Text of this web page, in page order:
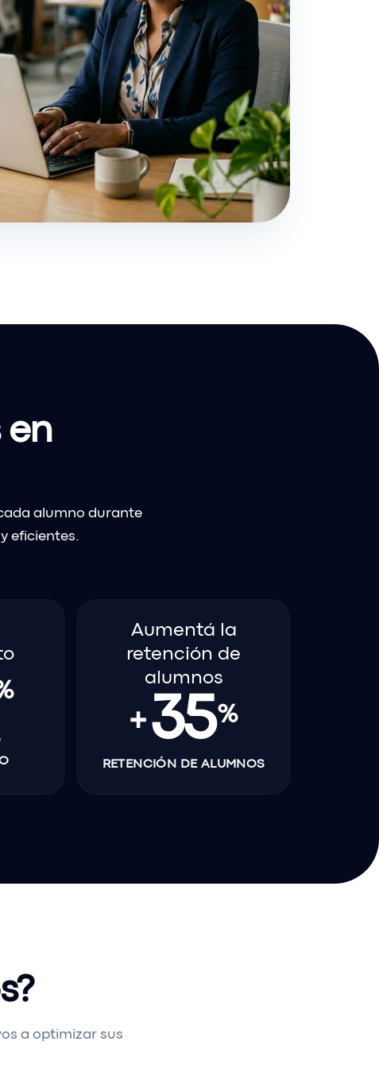
en
alumno durante
eficientes.
Aumentá la
retención de
alumnos
+ 35%
RETENCIÓN DE ALUMNOS
a optimizar sus